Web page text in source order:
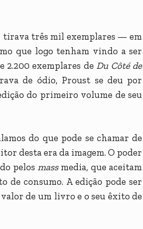
tirava três mil exemplares — em
que logo tenham vindo a ser
2.200 exemplares de Du Côté de
de ódio, Proust se deu por
do primeiro volume de seu
do que pode se chamar de
desta era da imagem. O poder
pelos massmedia, que aceitam
consumo. A edição pode ser
de um livro e o seu êxito de